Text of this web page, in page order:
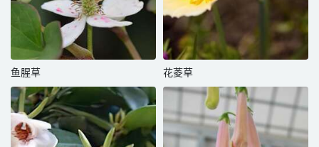
鱼腥草 花菱草